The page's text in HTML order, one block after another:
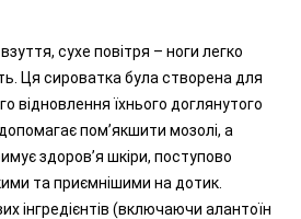
сухе повітря – ноги легко
Ця сироватка була створена для
відновлення їхнього доглянутого
пом’якшити мозолі, а
здоров’я шкіри, поступово
та приємнішими на дотик.
інгредієнтів (включаючи алантоїн